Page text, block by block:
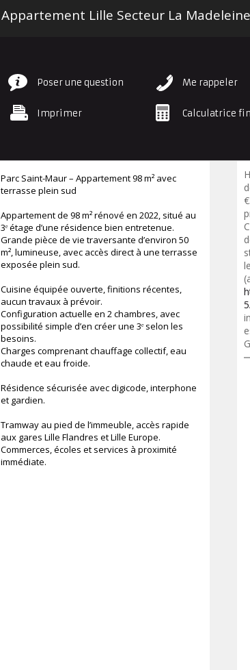
Appartement Lille Secteur La Madeleine
Poser une question Me rappeler
Imprimer Calculatrice
Parc Saint-Maur – Appartement 98 m² avec
terrasse plein sud
Appartement de 98 m² rénové en 2022, situé au
3ᵉ étage d’une résidence bien entretenue.
Grande pièce de vie traversante d’environ 50
m², lumineuse, avec accès direct à une terrasse
exposée plein sud.
Cuisine équipée ouverte, finitions récentes,
aucun travaux à prévoir.
Configuration actuelle en 2 chambres, avec
possibilité simple d’en créer une 3ᵉ selon les
besoins.
Charges comprenant chauffage collectif, eau
chaude et eau froide.
Résidence sécurisée avec digicode, interphone
et gardien.
Tramway au pied de l’immeuble, accès rapide
aux gares Lille Flandres et Lille Europe.
Commerces, écoles et services à proximité
immédiate.